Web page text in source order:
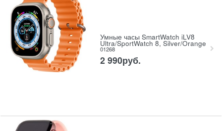
Умные часы SmartWatch iLV8
Ultra/SportWatch 8, Silver/Orange
01268
2 990руб.